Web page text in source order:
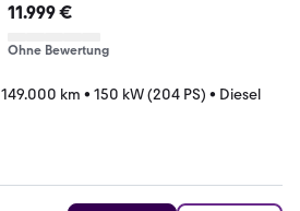
11.999 €
Ohne Bewertung
149.000 km • 150 kW (204 PS) • Diesel